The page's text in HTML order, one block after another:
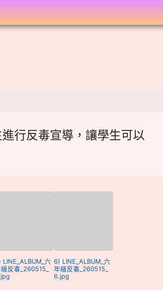
行反毒宣導，讓學生可以
LINE_ALBUM_六
反毒_260515_
6) LINE_ALBUM_六
年級反毒_260515_
6.jpg